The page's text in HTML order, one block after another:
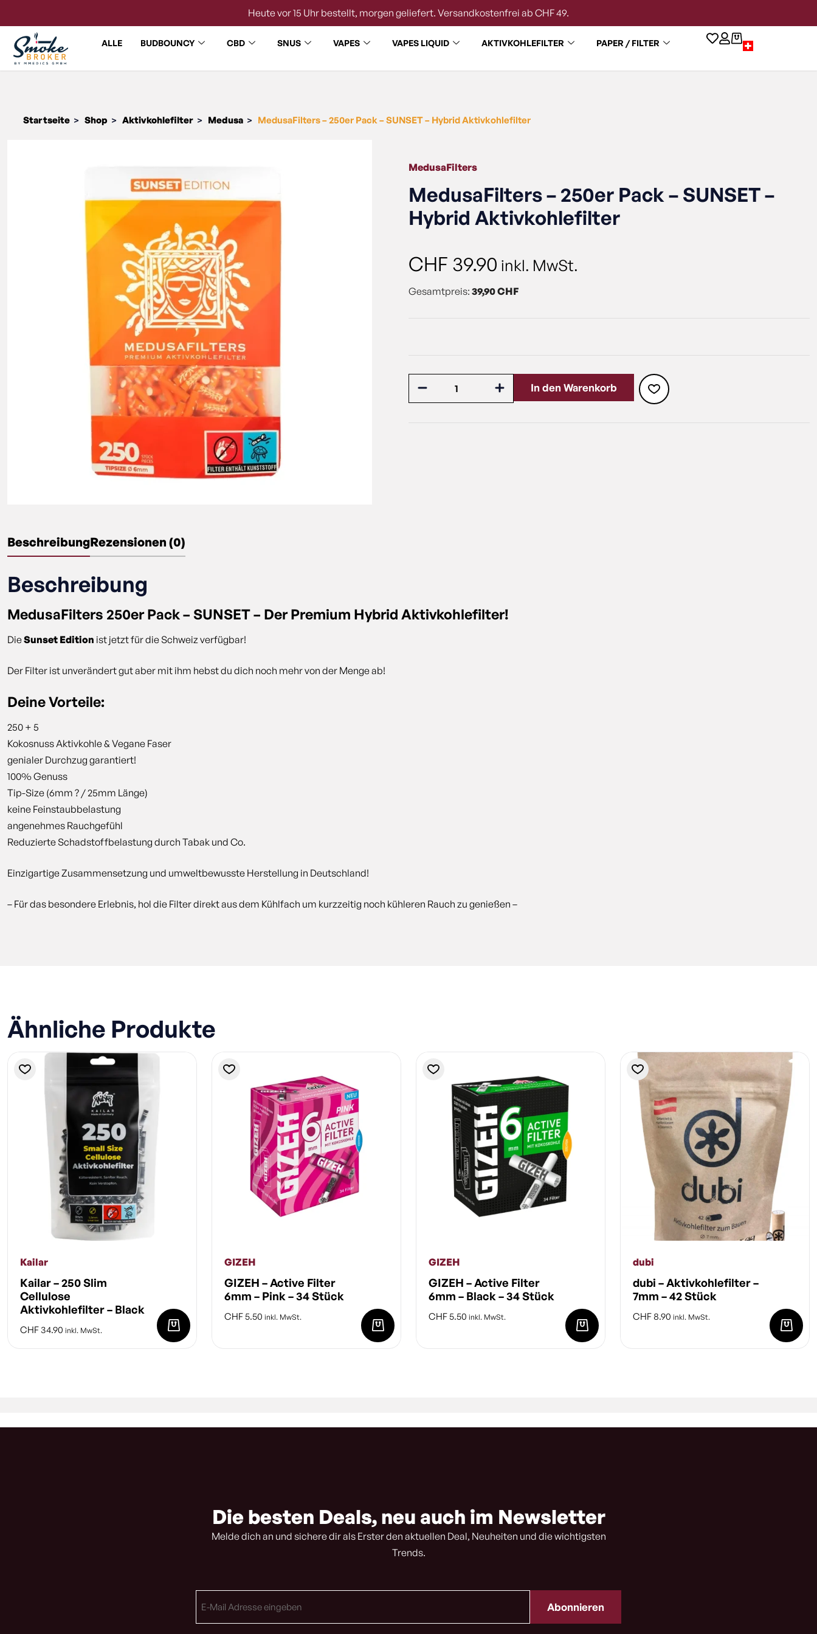
Heute vor 15 Uhr bestellt, morgen geliefert. Versandkostenfrei ab CHF 49.
ALLE BUDBOUNCY CBD SNUS VAPES VAPES LIQUID AKTIVKOHLEFILTER PAPER / FILTER
Startseite > Shop > Aktivkohlefilter > Medusa > MedusaFilters – 250er Pack – SUNSET – Hybrid Aktivkohlefilter
MedusaFilters
MedusaFilters – 250er Pack – SUNSET –
Hybrid Aktivkohlefilter
CHF 39.90 inkl. MwSt.
Gesamtpreis: 39,90 CHF
In den Warenkorb
BeschreibungRezensionen (0)
Beschreibung
MedusaFilters 250er Pack – SUNSET – Der Premium Hybrid Aktivkohlefilter!
DieSunset Edition ist jetzt für die Schweiz verfügbar!
Der Filter ist unverändert gut aber mit ihm hebst du dich noch mehr von der Menge ab!
Deine Vorteile:
250 + 5
Kokosnuss Aktivkohle & Vegane Faser
genialer Durchzug garantiert!
100% Genuss
Tip-Size (6mm ? / 25mm Länge)
keine Feinstaubbelastung
angenehmes Rauchgefühl
Reduzierte Schadstoffbelastung durch Tabak und Co.
Einzigartige Zusammensetzung und umweltbewusste Herstellung in Deutschland!
– Für das besondere Erlebnis, hol die Filter direkt aus dem Kühlfach um kurzzeitig noch kühleren Rauch zu genießen –
Ähnliche Produkte
Kailar
Kailar – 250 Slim
Cellulose
Aktivkohlefilter – Black
CHF 34.90 inkl. MwSt.
GIZEH
GIZEH – Active Filter
6mm – Pink – 34 Stück
CHF5.50 inkl. MwSt.
GIZEH
GIZEH – Active Filter
6mm – Black – 34 Stück
CHF5.50 inkl. MwSt.
dubi
dubi – Aktivkohlefilter –
7mm – 42 Stück
CHF 8.90 inkl. MwSt.
Die besten Deals, neu auch im Newsletter
Melde dich an und sichere dir als Erster den aktuellen Deal, Neuheiten und die wichtigsten
Trends.
Mail